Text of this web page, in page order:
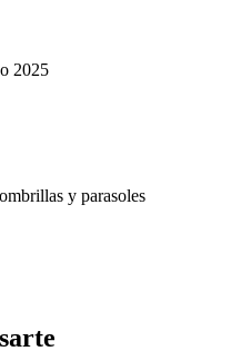
2025
y parasoles